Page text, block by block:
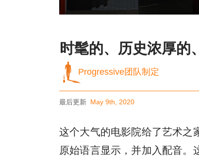
时髦的、历史浓厚的
Progressive团队制定
最后更新 May 9th, 2020
这个大气的电影院给了艺术之
原始语言显示，并加入配音。